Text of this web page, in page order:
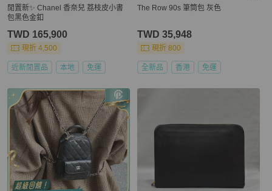
閒置新✨ Chanel 香奈兒 荔枝皮小書
包黑色金釦
TWD 165,900
現折 4,500
近新閒置品 本地 免運
The Row 90s 筆筒包 灰色
TWD 35,948
現折 800
全新品 香港 免運